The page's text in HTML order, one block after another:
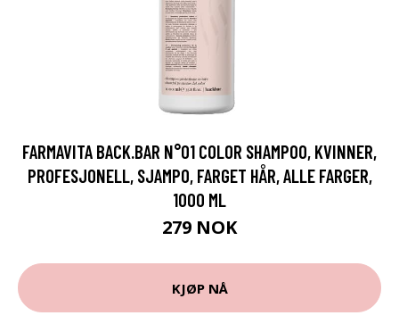
FARMAVITA BACK.BAR N°01 COLOR SHAMPOO, KVINNER,
PROFESJONELL, SJAMPO, FARGET HÅR, ALLE FARGER,
1000 ML
279 NOK
KJØP NÅ